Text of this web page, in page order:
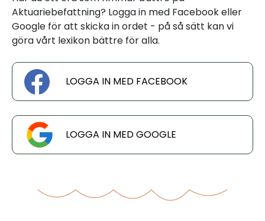
Aktuariebefattning? Logga in med Facebook eller
Google för att skicka in ordet - på så sätt kan vi
göra vårt lexikon bättre för alla.
LOGGA IN MED FACEBOOK
LOGGA IN MED GOOGLE